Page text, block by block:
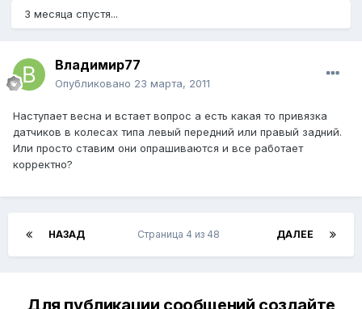
3 месяца спустя...
Владимир77
Опубликовано 23 марта, 2011
Наступает весна и встает вопрос а есть какая то привязка
датчиков в колесах типа левый передний или правый задний.
Или просто ставим они опрашиваются и все работает
корректно?
НАЗАД ДАЛЕЕ
Страница 4 из 48